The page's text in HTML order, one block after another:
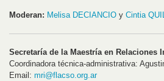
Moderan: Melisa DECIANCIO y Cintia
Secretaría de la Maestría en Relaciones
Coordinadora técnica-administrativa:
Email: mri@flacso.org.ar